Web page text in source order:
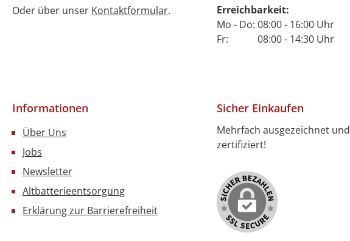
Oder über unser Kontaktformular.
Erreichbarkeit:
Mo - Do: 08:00 - 16:00 Uhr
Fr: 08:00 - 14:30 Uhr
Informationen
Über Uns
Jobs
Newsletter
Altbatterieentsorgung
Erklärung zur Barrierefreiheit
Sicher Einkaufen
Mehrfach ausgezeichnet und
zertifiziert!